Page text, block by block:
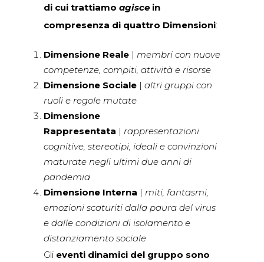
di cui trattiamo agisce in
compresenza di quattro Dimensioni:
Dimensione Reale | membri con nuove
competenze, compiti, attività e risorse
Dimensione Sociale | altri gruppi con
ruoli e regole mutate
Dimensione
Rappresentata | rappresentazioni
cognitive, stereotipi, ideali e convinzioni
maturate negli ultimi due anni di
pandemia
Dimensione Interna | miti, fantasmi,
emozioni scaturiti dalla paura del virus
e dalle condizioni di isolamento e
distanziamento sociale
Gli eventi dinamici del gruppo sono